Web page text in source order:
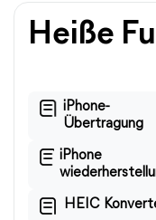
Heiße
iPhone-
Übertragung
iPhone
HEIC